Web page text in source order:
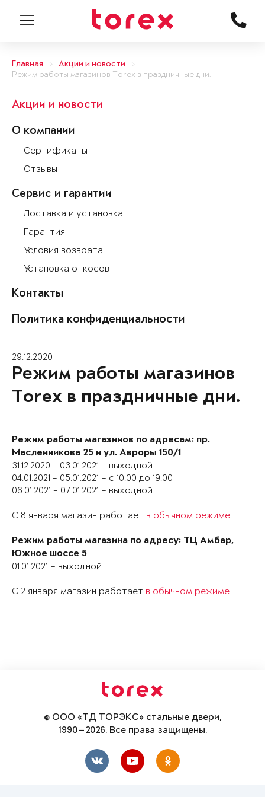
Главная
Акции и новости
Режим работы магазинов Torex в праздничные дни.
Акции и новости
О компании
Сертификаты
Отзывы
Сервис и гарантии
Доставка и установка
Гарантия
Условия возврата
Установка откосов
Контакты
Политика конфиденциальности
29.12.2020
Режим работы магазинов
Torex в праздничные дни.
Режим работы магазинов по адресам: пр.
Масленникова 25 и ул. Авроры 150/1
31.12.2020 - 03.01.2021 – выходной
04.01.2021 - 05.01.2021 – с 10.00 до 19.00
06.01.2021 - 07.01.2021 – выходной
С 8 января магазин работает в обычном режиме.
Режим работы магазина по адресу: ТЦ Амбар,
Южное шоссе 5
01.01.2021 – выходной
С 2 января магазин работает в обычном режиме.
© ООО «ТД ТОРЭКС» стальные двери,
1990—2026. Все права защищены.